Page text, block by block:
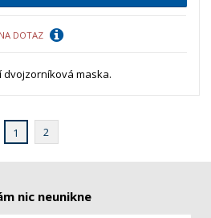
NA DOTAZ
dvojzorníková maska.
1 2
nic neunikne